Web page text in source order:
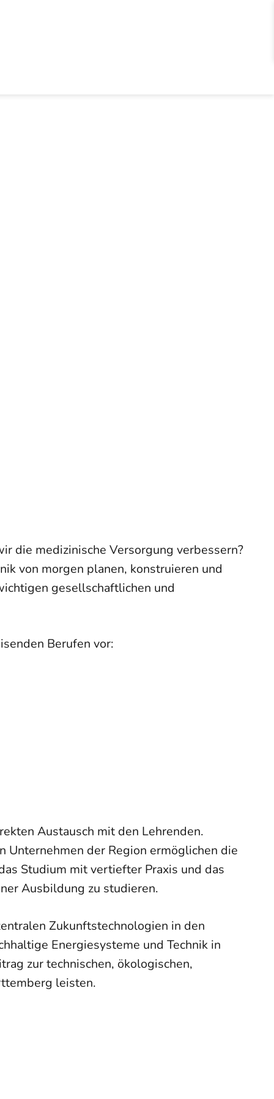
die medizinische Versorgung verbessern?
von morgen planen, konstruieren und
gesellschaftlichen und
Berufen vor:
Austausch mit den Lehrenden.
Unternehmen der Region ermöglichen die
Studium mit vertiefter Praxis und das
Ausbildung zu studieren.
Zukunftstechnologien in den
Energiesysteme und Technik in
zur technischen, ökologischen,
leisten.